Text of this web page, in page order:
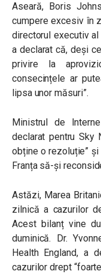
Aseară, Boris
cumpere excesiv în
directorul executiv
a declarat că, deși
privire la
consecințele ar
lipsa unor măsuri”.
Ministrul de
declarat pentru Sky
obține o rezoluție”
Franța să-și
Astăzi, Marea
zilnică a cazurilor
Acest bilanț vine
duminică. Dr.
Health England, a
cazurilor drept